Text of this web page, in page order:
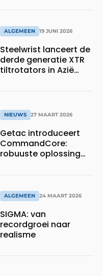
ALGEMEEN 19 JUNI 2026
Steelwrist lanceert de
derde generatie XTR
tiltrotators in Azië
NIEUWS 27 MAART 2026
Getac introduceert
CommandCore:
robuuste oplossing
ALGEMEEN 24 MAART 2026
SIGMA: van
recordgroei naar
realisme